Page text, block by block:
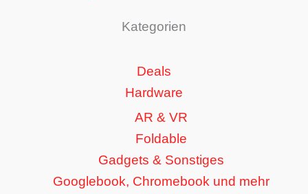
Kategorien
Deals
Hardware
AR & VR
Foldable
Gadgets & Sonstiges
Googlebook, Chromebook und mehr